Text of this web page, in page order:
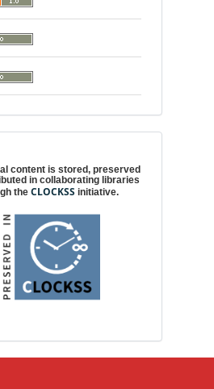
content is stored, preserved
in collaborating libraries
theCLOCKSS initiative.